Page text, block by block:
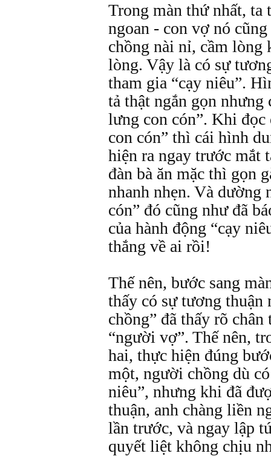
Trong màn thứ nhất, ta
ngoan - con vợ nó
chồng nài nỉ, cầm lòng
lòng. Vậy là có sự
tham gia “cạy niêu”.
tả thật ngắn gọn
lưng con cón”. Khi
con cón” thì cái hình
hiện ra ngay trước mắt
đàn bà ăn mặc thì gọn
nhanh nhẹn. Và dường
cón” đó cũng như đã
của hành động “cạy
thắng về ai rồi!
Thế nên, bước sang
thấy có sự tương
chồng” đã thấy rõ
“người vợ”. Thế nên,
hai, thực hiện đúng
một, người chồng dù
niêu”, nhưng khi đã
thuận, anh chàng liền
lần trước, và ngay lập
quyết liệt không chịu